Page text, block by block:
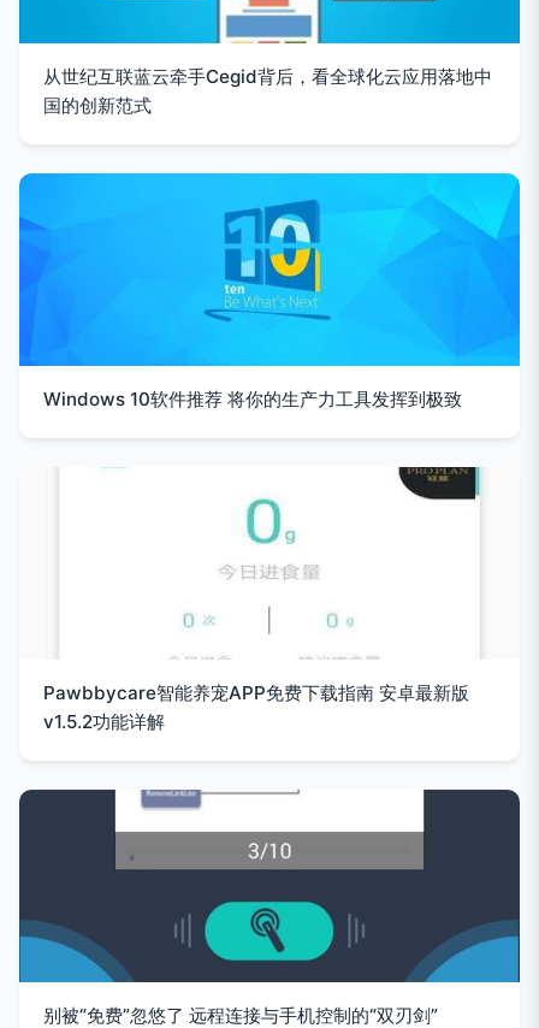
从世纪互联蓝云牵手Cegid背后，看全球化云应用落地中
国的创新范式
Windows 10软件推荐 将你的生产力工具发挥到极致
Pawbbycare智能养宠APP免费下载指南 安卓最新版
v1.5.2功能详解
别被“免费”忽悠了 远程连接与手机控制的“双刃剑”